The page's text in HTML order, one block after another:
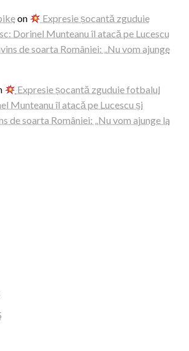
on
Expresie șocantă zguduie
Dorinel Munteanu îl atacă pe Lucescu
de soarta României: „Nu vom ajunge
Expresie șocantă zguduie fotbalul
Munteanu îl atacă pe Lucescu și
de soarta României: „Nu vom ajunge la